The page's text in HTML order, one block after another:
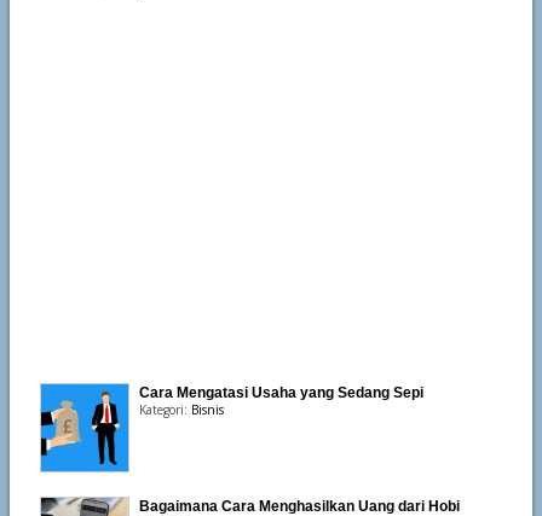
Cara Mengatasi Usaha yang Sedang Sepi
Kategori: Bisnis
Bagaimana Cara Menghasilkan Uang dari Hobi